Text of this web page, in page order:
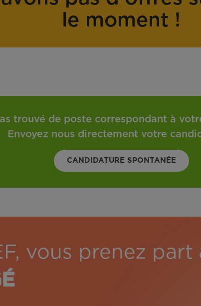
r
le moment !
trouvé de poste correspondant à
Envoyez nous directement votre
CANDIDATURE SPONTANÉE
vous prenez part